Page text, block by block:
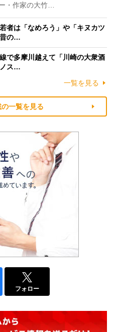
・作家の大竹…
者は「なめろう」や「キヌカツ
の…
で多摩川越えて「川崎の大衆酒
ス…
一覧を見る
一覧を見る
フォロー